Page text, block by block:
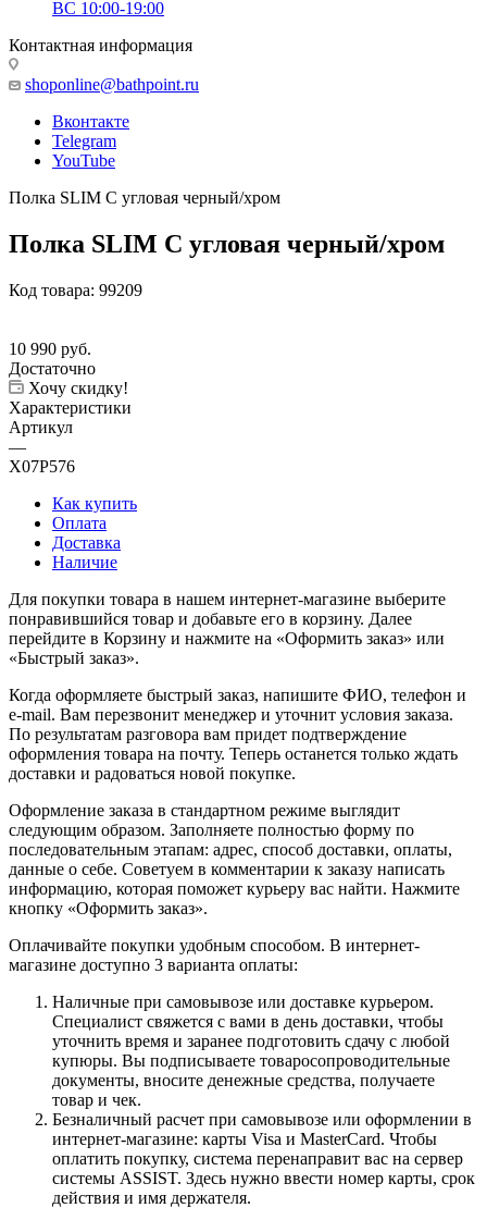
ВС 10:00-19:00
Контактная информация
shoponline@bathpoint.ru
Вконтакте
Telegram
YouTube
Полка SLIM C угловая черный/хром
Полка SLIM C угловая черный/хром
Код товара: 99209
10 990 руб.
Достаточно
Хочу скидку!
Характеристики
Артикул
—
X07P576
Как купить
Оплата
Доставка
Наличие
Для покупки товара в нашем интернет-магазине выберите
понравившийся товар и добавьте его в корзину. Далее
перейдите в Корзину и нажмите на «Оформить заказ» или
«Быстрый заказ».
Когда оформляете быстрый заказ, напишите ФИО, телефон и
e-mail. Вам перезвонит менеджер и уточнит условия заказа.
По результатам разговора вам придет подтверждение
оформления товара на почту. Теперь останется только ждать
доставки и радоваться новой покупке.
Оформление заказа в стандартном режиме выглядит
следующим образом. Заполняете полностью форму по
последовательным этапам: адрес, способ доставки, оплаты,
данные о себе. Советуем в комментарии к заказу написать
информацию, которая поможет курьеру вас найти. Нажмите
кнопку «Оформить заказ».
Оплачивайте покупки удобным способом. В интернет-
магазине доступно 3 варианта оплаты:
Наличные при самовывозе или доставке курьером.
Специалист свяжется с вами в день доставки, чтобы
уточнить время и заранее подготовить сдачу с любой
купюры. Вы подписываете товаросопроводительные
документы, вносите денежные средства, получаете
товар и чек.
Безналичный расчет при самовывозе или оформлении в
интернет-магазине: карты Visa и MasterCard. Чтобы
оплатить покупку, система перенаправит вас на сервер
системы ASSIST. Здесь нужно ввести номер карты, срок
действия и имя держателя.